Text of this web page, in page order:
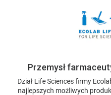
Przemysł
Dział Life Sciences firmy
najlepszych możliwych